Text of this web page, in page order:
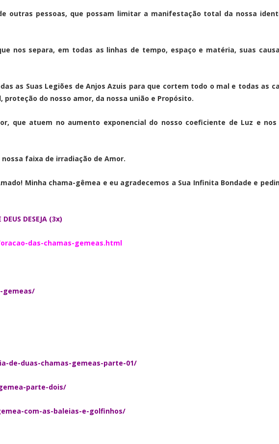
outras pessoas, que possam limitar a manifestação total da nossa
nos separa, em todas as linhas de tempo, espaço e matéria, suas
as Suas Legiões de Anjos Azuis para que cortem todo o mal e todas as
do nosso amor, da nossa união e Propósito.
que atuem no aumento exponencial do nosso coeficiente de Luz e nos
faixa de irradiação de Amor.
Minha chama-gêmea e eu agradecemos a Sua Infinita Bondade e
DESEJA (3x)
das-chamas-gemeas.html
gemeas/
de-duas-chamas-gemeas-parte-01/
parte-dois/
com-as-baleias-e-golfinhos/